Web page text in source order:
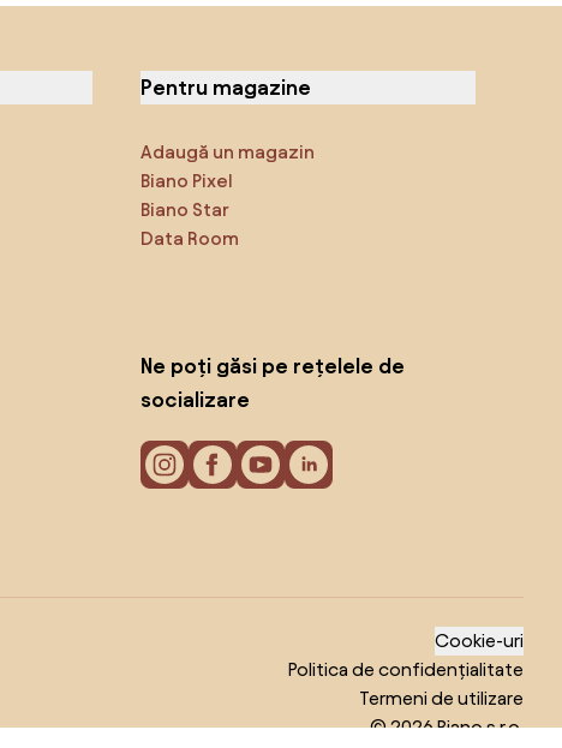
Pentru magazine
Adaugă un magazin
Biano Pixel
Biano Star
Data Room
Ne poți găsi pe rețelele de
socializare
Cookie-uri
Politica de confidențialitate
Termeni de utilizare
© 2026 Biano s.r.o.